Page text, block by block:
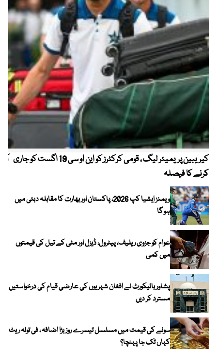
کیریبین پریمیئر لیگ ، قومی کرکٹرز کو این او سی 19 اگست کو جاری
کرنے کا فیصلہ
ویمنز ایشیا کپ 2026، پاکستان اور بھارت کا مقابلہ دبئی میں
ہو گا
عوام کو جزوی ریلیف، پیٹرول، ڈیزل اور مٹی کے تیل کی قیمتوں
میں کمی
پشاور ہائیکورٹ نے افغان شہریوں کی عارضی قیام کی درخواستیں
مسترد کر دیں
سونے کی قیمت میں مسلسل تیسرے روز بڑا اضافہ ، فی تولہ ریٹ
کہاں تک جا پہنچا؟